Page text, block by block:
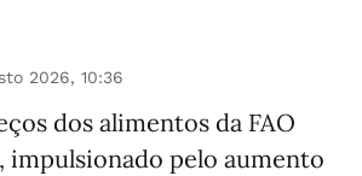
2026, 10:36
dos alimentos da FAO
impulsionado pelo aumento